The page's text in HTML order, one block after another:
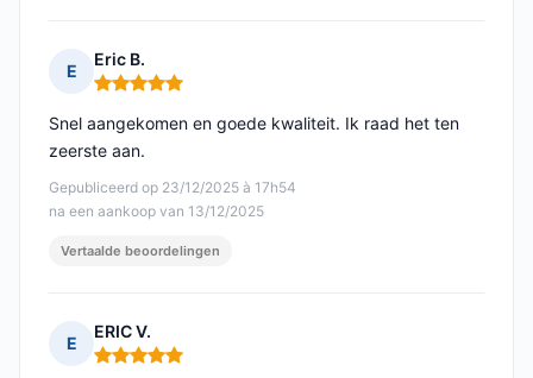
E
Eric B.
Opmerking: 5 van 5
Gepubliceerd op 23/12/2025 à 17h54
na een aankoop van 13/12/2025
Snel aangekomen en goede kwaliteit. Ik raad het ten
zeerste aan.
Vertaalde beoordelingen
E
ERIC V.
Opmerking: 5 van 5